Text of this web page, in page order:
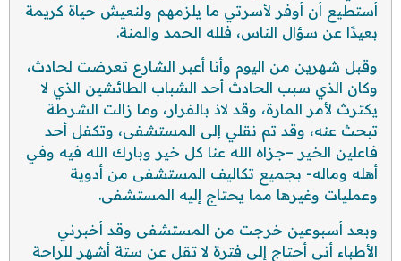
أستطيع أن أوفر لأسرتي ما يلزمهم ولنعيش حياة كريمة
بعيدًا عن سؤال الناس، فلله الحمد والمنة.
وقبل شهرين من اليوم وأنا أعبر الشارع تعرضت لحادث،
وكان الذي سبب الحادث أحد الشباب الطائشين الذي لا
يكترث لأمر المارة، وقد لاذ بالفرار، وما زالت الشرطة
تبحث عنه، وقد تم نقلي إلى المستشفى، وتكفل أحد
فاعلين الخير –جزاه الله عنا كل خير وبارك الله فيه وفي
أهله وماله- بجميع تكاليف المستشفى من أدوية
وعمليات وغيرها مما يحتاج إليه المستشفى.
وبعد أسبوعين خرجت من المستشفى وقد أخبرني
الأطباء أني أحتاج إلى فترة لا تقل عن ستة أشهر للراحة